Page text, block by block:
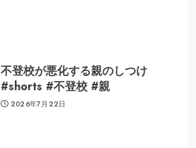
不登校が悪化する親のしつけ
#shorts #不登校 #親
2026年7月22日